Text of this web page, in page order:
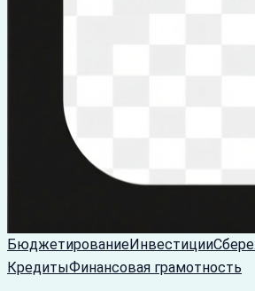
БюджетированиеИнвестиции
КредитыФинансовая грамотность